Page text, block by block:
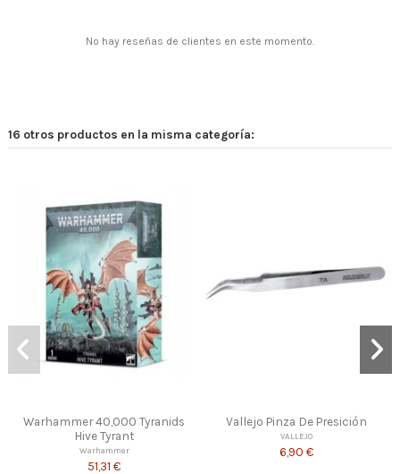
No hay reseñas de clientes en este momento.
16 otros productos en la misma categoría:
Vallejo Pinza De Presición
VALLEJO
6,90 €
Warhammer Age of Sigmar
Stormcast Eternals Vindictors
and Paint Set